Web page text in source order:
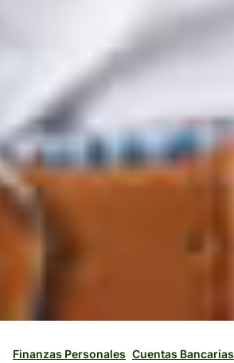
Finanzas Personales Cuentas Bancarias